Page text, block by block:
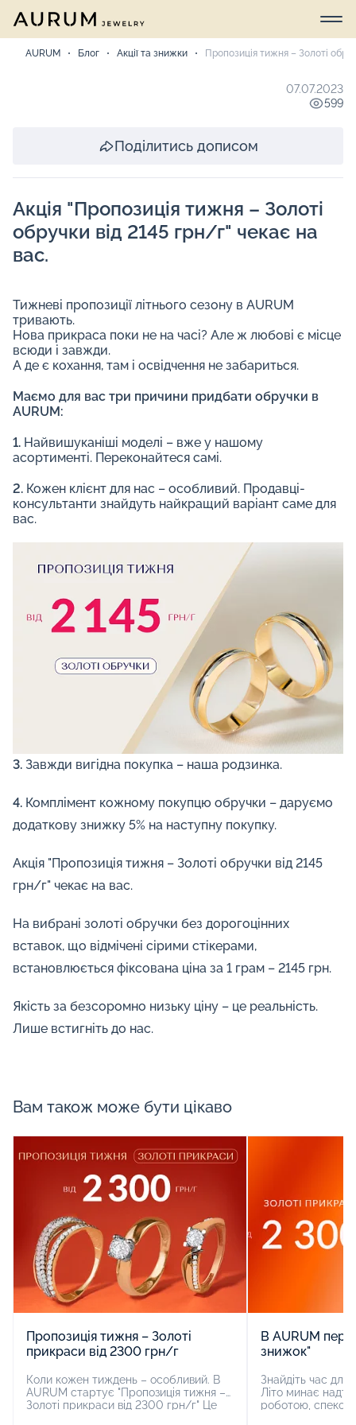
AURUM Блог Акції та знижки Пропозиція тижня – Золоті
Акція "Пропозиція тижня – Золоті
обручки від 2145 грн/г" чекає на
вас.
Тижневі пропозиції літнього сезону в AURUM
тривають.
Нова прикраса поки не на часі? Але ж любові є місце
всюди і завжди.
А де є кохання, там і освідчення не забариться.
Маємо для вас три причини придбати обручки в
AURUM:
1. Найвишуканіші моделі – вже у нашому
асортименті. Переконайтеся самі.
2. Кожен клієнт для нас – особливий. Продавці-
консультанти знайдуть найкращий варіант саме для
вас.
3. Завжди вигідна покупка – наша родзинка.
4. Комплімент кожному покупцю обручки – даруємо
додаткову знижку 5% на наступну покупку.
Акція "Пропозиція тижня – Золоті обручки від 2145
грн/г" чекає на вас.
На вибрані золоті обручки без дорогоцінних
вставок, що відмічені сірими стікерами,
встановлюється фіксована ціна за 1 грам – 2145 грн.
Якість за безсоромно низьку ціну – це реальність.
Лише встигніть до нас.
Вам також може бути цікаво
Пропозиція тижня – Золоті
прикраси від 2300 грн/г
Коли кожен тиждень – особливий. В
AURUM стартує "Пропозиція тижня –
Золоті прикраси від 2300 грн/г" Це
В AURUM
знижок"
Знайдіть час для
Літо минає
роботою, спекою
07.07.2023
599
Поділитись дописом